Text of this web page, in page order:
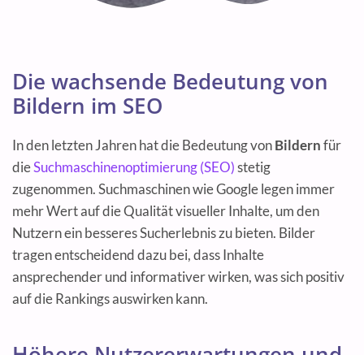
Die wachsende Bedeutung von
Bildern im SEO
In den letzten Jahren hat die Bedeutung vonBildernfür
dieSuchmaschinenoptimierung (SEO)stetig
zugenommen. Suchmaschinen wie Google legen immer
mehr Wert auf die Qualität visueller Inhalte, um den
Nutzern ein besseres Sucherlebnis zu bieten. Bilder
tragen entscheidend dazu bei, dass Inhalte
ansprechender und informativer wirken, was sich positiv
auf die Rankings auswirken kann.